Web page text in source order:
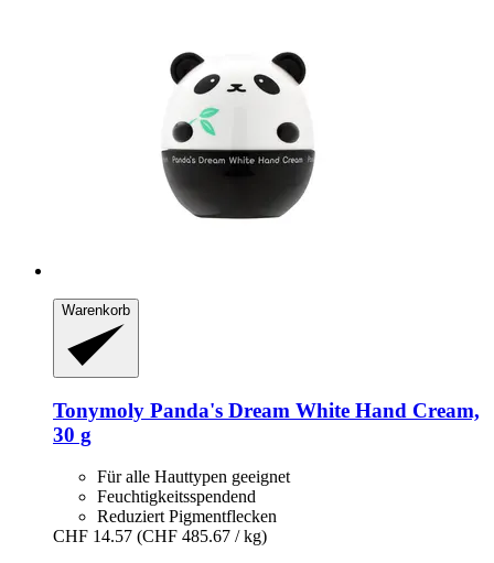
Warenkorb
Tonymoly Panda's Dream White Hand Cream,
30 g
Für alle Hauttypen geeignet
Feuchtigkeitsspendend
Reduziert Pigmentflecken
CHF 14.57 (CHF 485.67 / kg)